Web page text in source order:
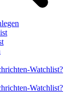
Watchlist?
Watchlist?